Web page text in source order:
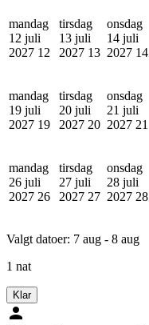
mandag
12 juli
2027 12
tirsdag
13 juli
2027 13
onsdag
14 juli
2027 14
mandag
19 juli
2027 19
tirsdag
20 juli
2027 20
onsdag
21 juli
2027 21
mandag
26 juli
2027 26
tirsdag
27 juli
2027 27
onsdag
28 juli
2027 28
Valgt datoer: 7 aug - 8 aug
1 nat
Klar